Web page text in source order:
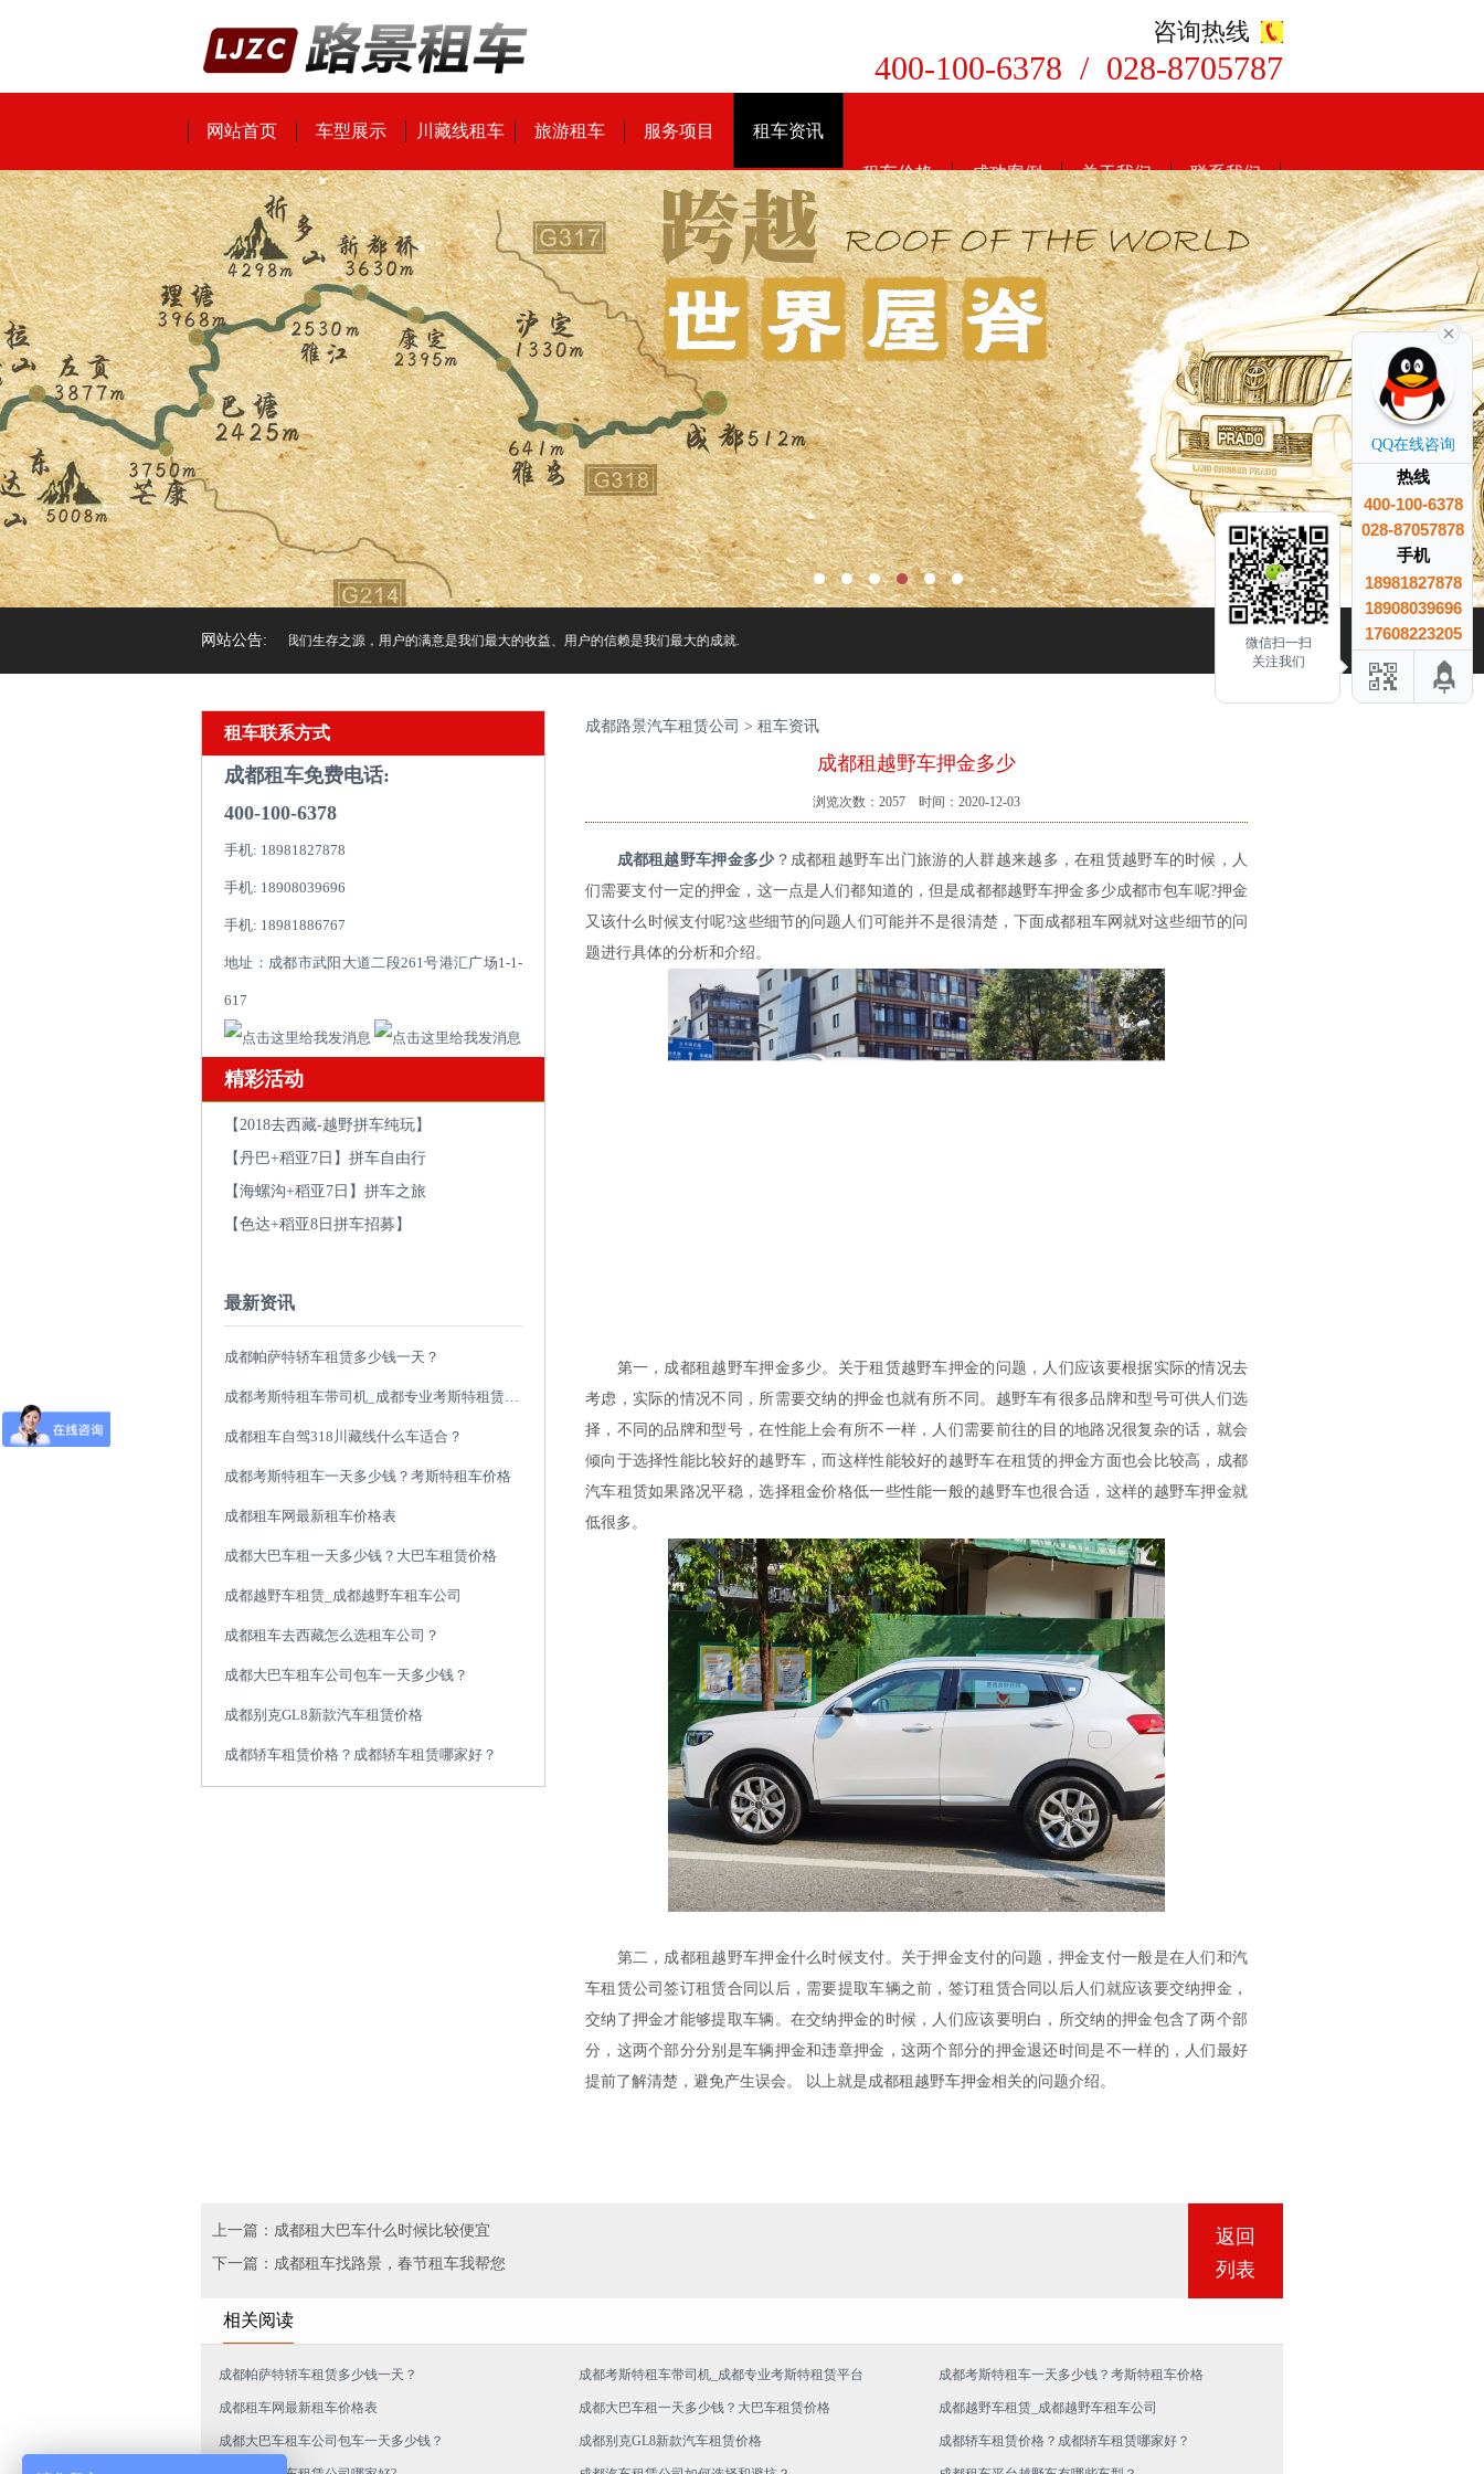
咨询热线
400-100-6378 / 028-8705787
网站首页 车型展示 川藏线租车 旅游租车 服务项目 租车资讯
租车价格 成功案例 关于我们 联系我们
网站公告:
“ 诚信”是我们立足之本，“服务”是我们生存之源，用户的满意是我们最大的收益、用户的信赖是我们最大的成就.
租车联系方式
成都租车免费电话:
400-100-6378
手机: 18981827878
手机: 18908039696
手机: 18981886767
地址：成都市武阳大道二段261号港汇广场1-1-
617
精彩活动
【2018去西藏-越野拼车纯玩】
【丹巴+稻亚7日】拼车自由行
【海螺沟+稻亚7日】拼车之旅
【色达+稻亚8日拼车招募】
最新资讯
成都帕萨特轿车租赁多少钱一天？
成都考斯特租车带司机_成都专业考斯特租赁平台
成都租车自驾318川藏线什么车适合？
成都考斯特租车一天多少钱？考斯特租车价格
成都租车网最新租车价格表
成都大巴车租一天多少钱？大巴车租赁价格
成都越野车租赁_成都越野车租车公司
成都租车去西藏怎么选租车公司？
成都大巴车租车公司包车一天多少钱？
成都别克GL8新款汽车租赁价格
成都轿车租赁价格？成都轿车租赁哪家好？
成都路景汽车租赁公司 > 租车资讯
成都租越野车押金多少
浏览次数： 2057 时间：2020-12-03
成都租越野车押金多少？成都租越野车出门旅游的人群越来越多，在租赁越野车的时候，人
们需要支付一定的押金，这一点是人们都知道的，但是成都都越野车押金多少成都市包车呢?押金
又该什么时候支付呢?这些细节的问题人们可能并不是很清楚，下面成都租车网就对这些细节的问
题进行具体的分析和介绍。
第一，成都租越野车押金多少。关于租赁越野车押金的问题，人们应该要根据实际的情况去
考虑，实际的情况不同，所需要交纳的押金也就有所不同。越野车有很多品牌和型号可供人们选
择，不同的品牌和型号，在性能上会有所不一样，人们需要前往的目的地路况很复杂的话，就会
倾向于选择性能比较好的越野车，而这样性能较好的越野车在租赁的押金方面也会比较高，成都
汽车租赁如果路况平稳，选择租金价格低一些性能一般的越野车也很合适，这样的越野车押金就
低很多。
第二，成都租越野车押金什么时候支付。关于押金支付的问题，押金支付一般是在人们和汽
车租赁公司签订租赁合同以后，需要提取车辆之前，签订租赁合同以后人们就应该要交纳押金，
交纳了押金才能够提取车辆。在交纳押金的时候，人们应该要明白，所交纳的押金包含了两个部
分，这两个部分分别是车辆押金和违章押金，这两个部分的押金退还时间是不一样的，人们最好
提前了解清楚，避免产生误会。 以上就是成都租越野车押金相关的问题介绍。
上一篇：成都租大巴车什么时候比较便宜
下一篇：成都租车找路景，春节租车我帮您
返回
列表
相关阅读
成都帕萨特轿车租赁多少钱一天？ 成都考斯特租车带司机_成都专业考斯特租赁平台 成都考斯特租车一天多少钱？考斯特租车价格
成都租车网最新租车价格表 成都大巴车租一天多少钱？大巴车租赁价格 成都越野车租赁_成都越野车租车公司
成都大巴车租车公司包车一天多少钱？ 成都别克GL8新款汽车租赁价格 成都轿车租赁价格？成都轿车租赁哪家好？
QQ在线咨询
热线
400-100-6378
028-87057878
手机
18981827878
18908039696
17608223205
微信扫一扫
关注我们